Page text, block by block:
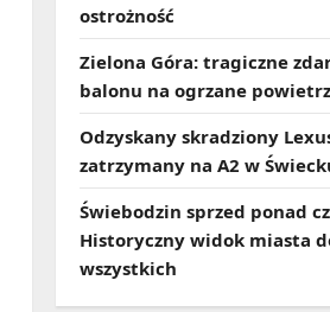
ostrożność
Zielona Góra: tragiczne
balonu na ogrzane
Odzyskany skradziony
zatrzymany na A2 w
Świebodzin sprzed ponad
Historyczny widok miasta
wszystkich